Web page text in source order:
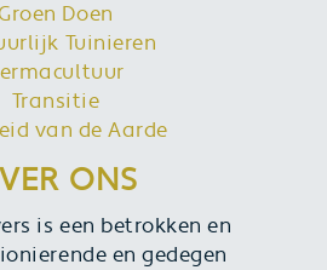
Doen
Tuinieren
Transitie
van de Aarde
ONS
is een betrokken en
en gedegen